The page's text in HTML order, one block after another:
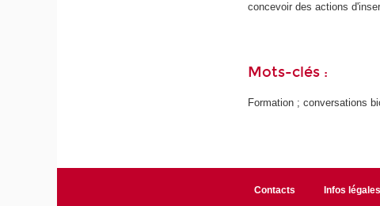
concevoir des actions
Mots-clés :
Formation ; conversations
Contacts Infos légales